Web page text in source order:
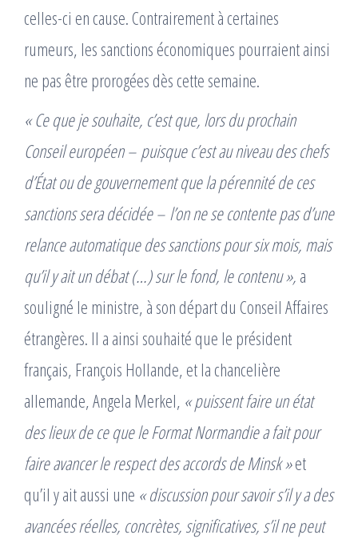
celles-ci en cause. Contrairement à certaines
rumeurs, les sanctions économiques pourraient ainsi
ne pas être prorogées dès cette semaine.
« Ce que je souhaite, c’est que, lors du prochain
Conseil européen – puisque c’est au niveau des chefs
d’État ou de gouvernement que la pérennité de ces
sanctions sera décidée – l’on ne se contente pas d’une
relance automatique des sanctions pour six mois, mais
qu’il y ait un débat (…) sur le fond, le contenu », a
souligné le ministre, à son départ du Conseil Affaires
étrangères. Il a ainsi souhaité que le président
français, François Hollande, et la chancelière
allemande, Angela Merkel, « puissent faire un état
des lieux de ce que le Format Normandie a fait pour
faire avancer le respect des accords de Minsk »et
qu’il y ait aussi une « discussion pour savoir s’il y a des
avancées réelles, concrètes, significatives, s’il ne peut